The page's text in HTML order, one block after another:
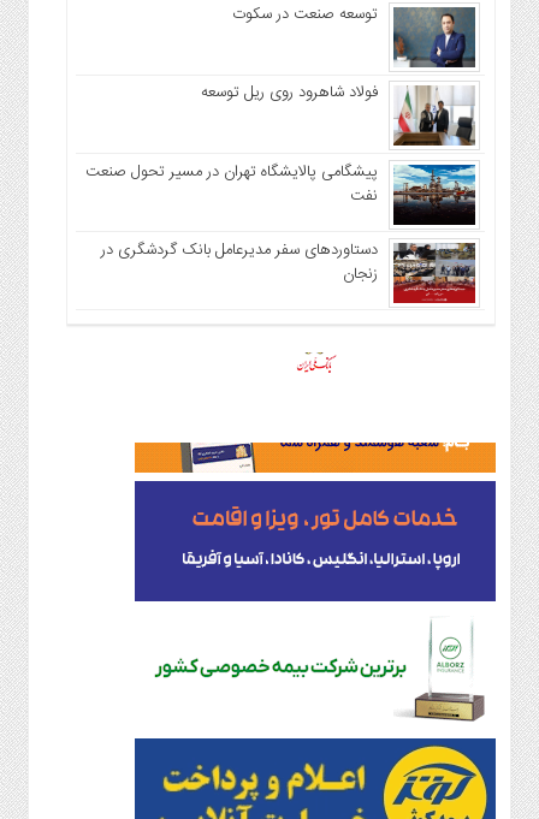
توسعه صنعت در سکوت
فولاد شاهرود روی ریل توسعه
پیشگامی پالایشگاه تهران در مسیر تحول صنعت
نفت
دستاوردهای سفر مدیرعامل بانک گردشگری در
زنجان